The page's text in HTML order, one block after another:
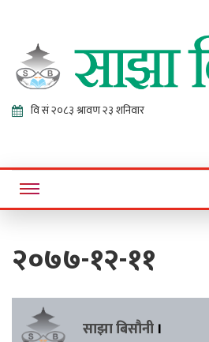
Sajha
Online News Portal
२०७७-१२-११
साझा बिसौनी ।